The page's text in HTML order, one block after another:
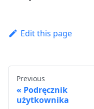
Edit this page
Previous
Podręcznik
użytkownika